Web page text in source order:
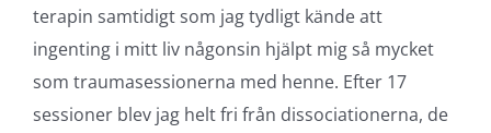
terapin samtidigt som jag tydligt kände att
ingenting i mitt liv någonsin hjälpt mig så mycket
som traumasessionerna med henne. Efter 17
sessioner blev jag helt fri från dissociationerna, de